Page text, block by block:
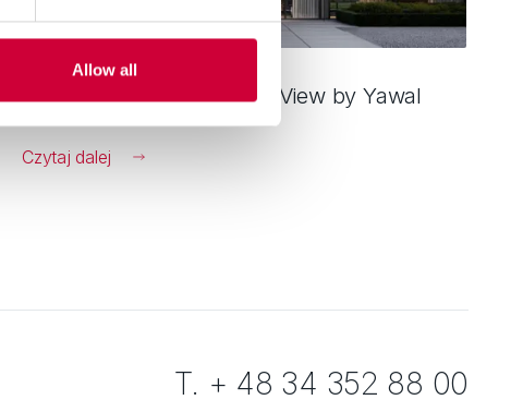
Allow all
Cienkoramowe okna MoreView by Yawal
Czytaj dalej
T. + 48 34 352 88 00